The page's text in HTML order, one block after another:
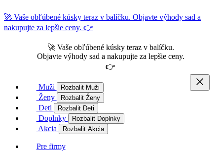
🚀 Vaše obľúbené kúsky teraz v balíčku. Objavte výhody sad a
nakupujte za lepšie ceny. 👉
🚀 Vaše obľúbené kúsky teraz v balíčku.
Objavte výhody sad a nakupujte za lepšie ceny.
👉
Muži Rozbalit Muži
Ženy Rozbalit Ženy
Deti Rozbalit Deti
Doplnky Rozbalit Doplnky
Akcia Rozbalit Akcia
Pre firmy